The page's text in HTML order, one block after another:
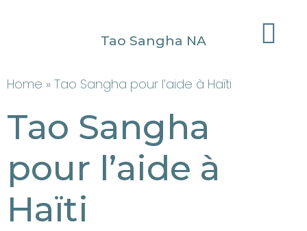
Tao Sangha NA
Home » Tao Sangha pour l’aide à Haïti
Tao Sangha
pour l’aide à
Haïti